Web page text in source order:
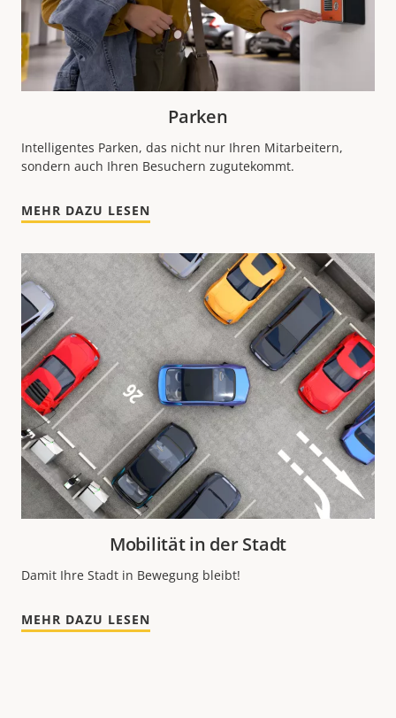
Parken
Intelligentes Parken, das nicht nur Ihren Mitarbeitern,
sondern auch Ihren Besuchern zugutekommt.
MEHR DAZU LESEN
Mobilität in der Stadt
Damit Ihre Stadt in Bewegung bleibt!
MEHR DAZU LESEN